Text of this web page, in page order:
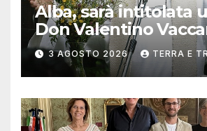
Alba, sarà intitolata
Don Valentino
3 AGOSTO 2026 TERRA E